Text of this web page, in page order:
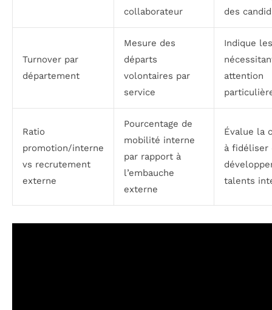
collaborateur
des
Turnover par
département
Mesure des
départs
volontaires par
service
Indique
attention
Ratio
promotion/interne
vs recrutement
externe
Pourcentage de
mobilité interne
par rapport à
l’embauche
externe
Évalue la
à fidéliser
talents